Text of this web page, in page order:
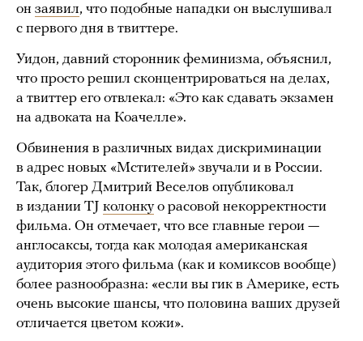
он заявил, что подобные нападки он выслушивал
с первого дня в твиттере.
Уидон, давний сторонник феминизма, объяснил,
что просто решил сконцентрироваться на делах,
а твиттер его отвлекал: «Это как сдавать экзамен
на адвоката на Коачелле».
Обвинения в различных видах дискриминации
в адрес новых «Мстителей» звучали и в России.
Так, блогер Дмитрий Веселов опубликовал
в издании TJ колонкуо расовой некорректности
фильма. Он отмечает, что все главные герои —
англосаксы, тогда как молодая американская
аудитория этого фильма (как и комиксов вообще)
более разнообразна: «если вы гик в Америке, есть
очень высокие шансы, что половина ваших друзей
отличается цветом кожи».